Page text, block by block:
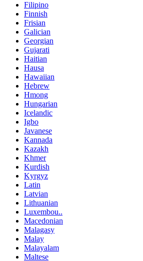
Filipino
Finnish
Frisian
Galician
Georgian
Gujarati
Haitian
Hausa
Hawaiian
Hebrew
Hmong
Hungarian
Icelandic
Igbo
Javanese
Kannada
Kazakh
Khmer
Kurdish
Kyrgyz
Latin
Latvian
Lithuanian
Luxembou..
Macedonian
Malagasy
Malay
Malayalam
Maltese